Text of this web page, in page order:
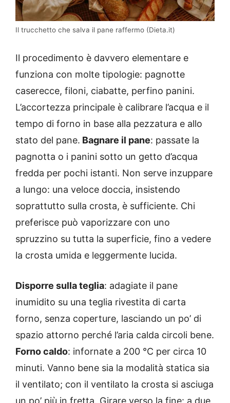
Il trucchetto che salva il pane raffermo (Dieta.it)
Il procedimento è davvero elementare e
funziona con molte tipologie: pagnotte
caserecce, filoni, ciabatte, perfino panini.
L’accortezza principale è calibrare l’acqua e il
tempo di forno in base alla pezzatura e allo
stato del pane. Bagnare il pane: passate la
pagnotta o i panini sotto un getto d’acqua
fredda per pochi istanti. Non serve inzuppare
a lungo: una veloce doccia, insistendo
soprattutto sulla crosta, è sufficiente. Chi
preferisce può vaporizzare con uno
spruzzino su tutta la superficie, fino a vedere
la crosta umida e leggermente lucida.
Disporre sulla teglia: adagiate il pane
inumidito su una teglia rivestita di carta
forno, senza coperture, lasciando un po’ di
spazio attorno perché l’aria calda circoli bene.
Forno caldo: infornate a 200 °C per circa 10
minuti. Vanno bene sia la modalità statica sia
il ventilato; con il ventilato la crosta si asciuga
un po’ più in fretta. Girare verso la fine: a due